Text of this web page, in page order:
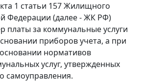
1 статьи 157Жилищного
Федерации (далее - ЖК РФ)
платы за коммунальные услуги
приборов учета, а при
нормативов
услуг, утвержденных
самоуправления.